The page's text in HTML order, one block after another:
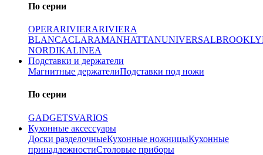
По серии
OPERARIVIERARIVIERA
BLANCACLARAMANHATTANUNIVERSAL
NORDIKALINEA
Подставки и держатели
Магнитные держателиПодставки под ножи
По серии
GADGETSVARIOS
Кухонные аксессуары
Доски разделочныеКухонные ножницыКухонные
принадлежностиСтоловые приборы